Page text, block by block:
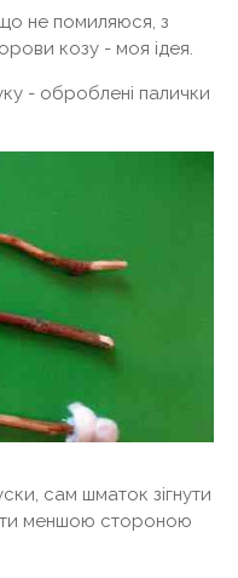
не помиляюся, з
козу - моя ідея.
- оброблені палички
сам шматок зігнути
меншою стороною